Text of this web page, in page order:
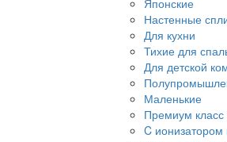
Японские
Настенные
Для кухни
Тихие для
Для детской
Маленькие
Премиум класс
C ионизатором